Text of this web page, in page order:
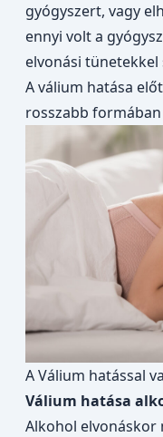
gyógyszert, vagy
ennyi volt a
elvonási
A válium hatása
rosszabb
A Válium hatással
Válium hatása
Alkohol elvonáskor